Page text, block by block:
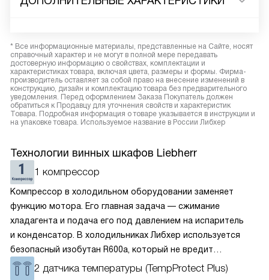
* Все информационные материалы, представленные на Сайте, носят
справочный характер и не могут в полной мере передавать
достоверную информацию о свойствах, комплектации и
характеристиках товара, включая цвета, размеры и формы. Фирма-
производитель оставляет за собой право на внесение изменений в
конструкцию, дизайн и комплектацию товара без предварительного
уведомления. Перед оформлением Заказа Покупатель должен
обратиться к Продавцу для уточнения свойств и характеристик
Товара. Подробная информация о товаре указывается в инструкции и
на упаковке товара. Используемое название в России Либхер
Технологии винных шкафов Liebherr
1 компрессор
Компрессор в холодильном оборудовании заменяет
функцию мотора. Его главная задача — сжимание
хладагента и подача его под давлением на испаритель
и конденсатор. В холодильниках Либхер используется
безопасный изобутан R600a, который не вредит
окружающей среде. Компрессор перегоняет его
2 датчика температуры (TempProtect Plus)